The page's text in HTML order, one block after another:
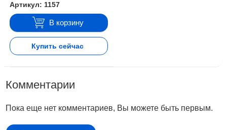
Артикул: 1157
В корзину
Купить сейчас
Комментарии
Пока еще нет комментариев, Вы можете быть первым.